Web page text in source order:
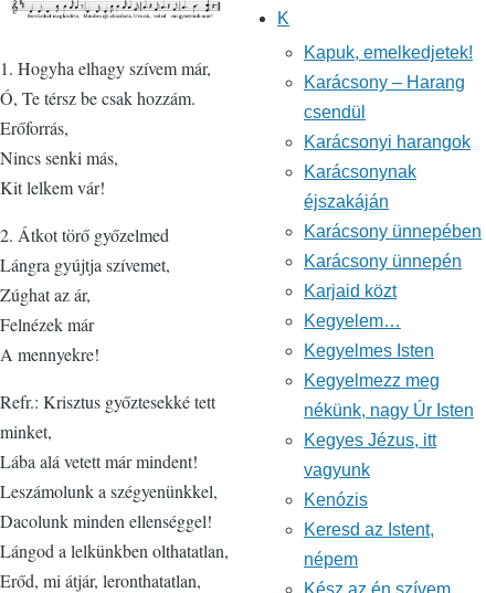
1. Hogyha elhagy szívem már,
Ó, Te térsz be csak hozzám.
Erőforrás,
Nincs senki más,
Kit lelkem vár!
2. Átkot törő győzelmed
Lángra gyújtja szívemet,
Zúghat az ár,
Felnézek már
A mennyekre!
Refr.: Krisztus győztesekké tett
minket,
Lába alá vetett már mindent!
Leszámolunk a szégyenünkkel,
Dacolunk minden ellenséggel!
Lángod a lelkünkben olthatatlan,
Erőd, mi átjár, leronthatatlan,
K
Kapuk, emelkedjetek!
Karácsony – Harang
csendül
Karácsonyi harangok
Karácsonynak
éjszakáján
Karácsony ünnepében
Karácsony ünnepén
Karjaid közt
Kegyelem…
Kegyelmes Isten
Kegyelmezz meg
nékünk, nagy Úr Isten
Kegyes Jézus, itt
vagyunk
Kenózis
Keresd az Istent,
népem
Kész az én szívem